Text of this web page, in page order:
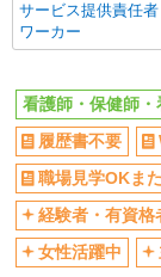
サービス提供責任
ワーカー
看護師・保健師
履歴書不要
職場見学OKま
経験者・有資格
女性活躍中